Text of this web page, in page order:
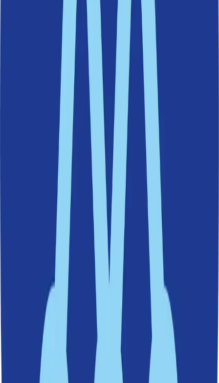
Ett gemensamt beslut för framtiden
Projektets totala budget uppgår till 1,3 miljarder kronor och
finansieras genom exploateringsersättningar och markförsäljningar.
Att använda banvallen medför vissa extrakostnader för temporära
anpassningar, men dessa är betydligt lägre än kostnaderna som en
försenad byggnation skulle medföra.
Samtliga partier i Nacka är eniga om att detta är den bästa lösningen
för att både upprätthålla ett fungerande trafikflöde och samtidigt
genomföra de nödvändiga investeringarna i infrastrukturen. Stora
och långtgående beslut bör alltid ha en bred förankring som spänner
över många partier, de ska kunna stå sig över flera mandatperioder
och skiftande majoriteter.
Varför behövde Värmdövägen byggas om?
Värmdövägen är en av Nackas viktigaste trafikleder och huserar
även en omfattande teknisk infrastruktur. Ombyggnationen är
nödvändig för att:
Uppgradera vatten- och avloppssystemet.
Bygga ut fjärrvärmenätet.
Förbättra el- och laddinfrastruktur för den gröna
omställningen.
Modernisera dagvattenhanteringen för att förhindra
översvämningar av framtida tunnelbanestationer i Nacka.
– Det här är ett stort och strategiskt viktigt beslut. Ombyggnaden av
Värmdövägen är en del av vår klimatanpassning och kommer att
säkerställa en pålitlig försörjning av el, VA och fjärrvärme för
centrala Nacka en lång tid framöver, säger Mats Gerdau,
kommunstyrelsens ordförande.
Arbetet med den aktuella sektionen av Värmdövägen förväntas bli
klart i början av nästa år, då Saltsjöbanans räls kan läggas tillbaka.
Läs beslutsprotokoll och genomförande-PM här.
Områden
Västra Sicklaön